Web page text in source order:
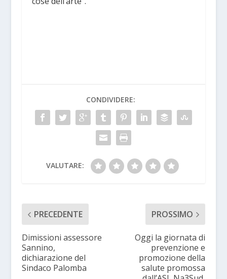
CONDIVIDERE:
VALUTARE:
PRECEDENTE
Dimissioni assessore
Sannino,
dichiarazione del
Sindaco Palomba
PROSSIMO
Oggi la giornata di
prevenzione e
promozione della
salute promossa